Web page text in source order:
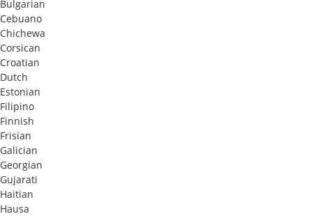
Bulgarian
Cebuano
Chichewa
Corsican
Croatian
Dutch
Estonian
Filipino
Finnish
Frisian
Galician
Georgian
Gujarati
Haitian
Hausa